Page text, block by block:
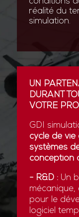
réalité du
simulation.
UN
DURANT
VOTRE
GDI
cycle de vie
systèmes
conception
- R&D :Un
pour le
logiciel